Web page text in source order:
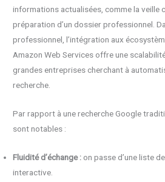
informations actualisées, comme la veille
préparation d’un dossier professionnel.
professionnel, l’intégration aux
Amazon Web Services offre une
grandes entreprises cherchant à
recherche.
Par rapport à une recherche Google
sont notables :
Fluidité d’échange : on passe d’une liste
interactive.